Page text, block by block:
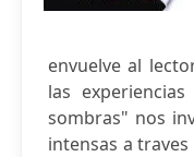
envuelve al
las
sombras" nos
intensas a